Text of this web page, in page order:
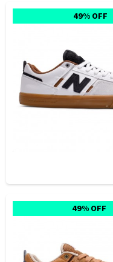
49% OFF
49% OFF